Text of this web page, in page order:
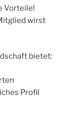
Vorteile!
wirst
bietet:
Profil